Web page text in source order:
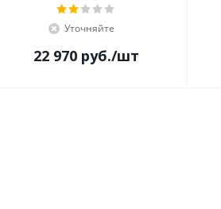
Уточняйте
22 970 руб./шт